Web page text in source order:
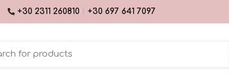
+30 2311 260810 +30 697 641 7097